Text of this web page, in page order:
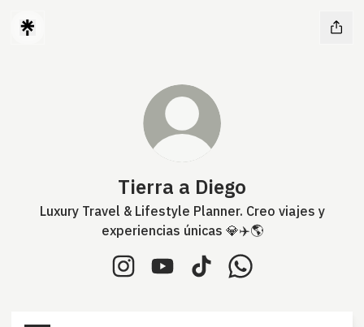
Tierra a Diego
Luxury Travel & Lifestyle Planner. Creo viajes y
experiencias únicas 💎✈️🌎